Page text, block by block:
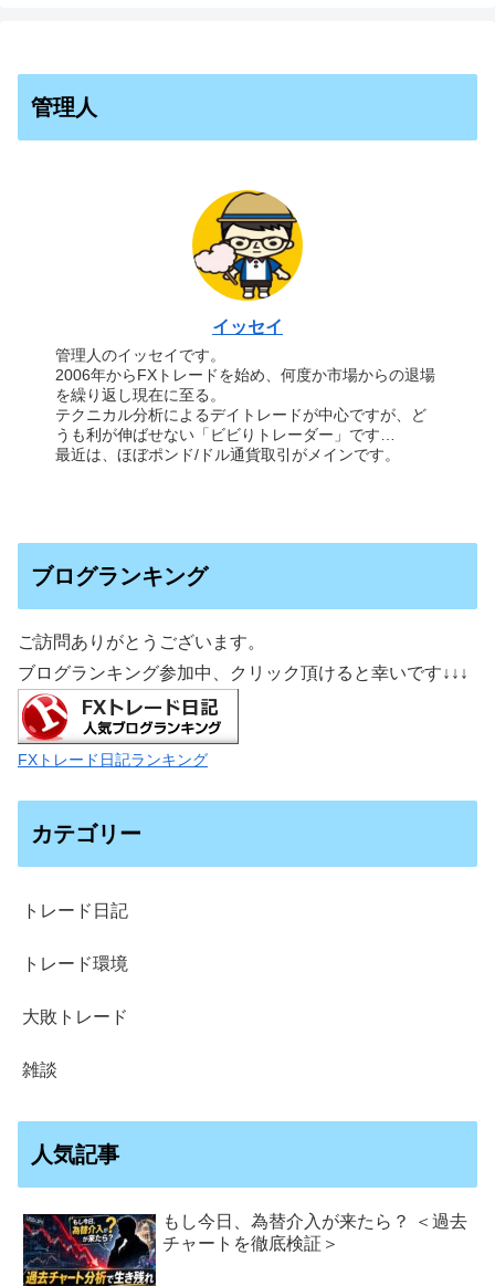
管理人
イッセイ
管理人のイッセイです。
2006年からFXトレードを始め、何度か市場からの退場
を繰り返し現在に至る。
テクニカル分析によるデイトレードが中心ですが、ど
うも利が伸ばせない「ビビりトレーダー」です…
最近は、ほぼポンド/ドル通貨取引がメインです。
ブログランキング
ご訪問ありがとうございます。
ブログランキング参加中、クリック頂けると幸いです↓↓↓
FXトレード日記ランキング
カテゴリー
トレード日記
トレード環境
大敗トレード
雑談
人気記事
もし今日、為替介入が来たら？ ＜過去
チャートを徹底検証＞